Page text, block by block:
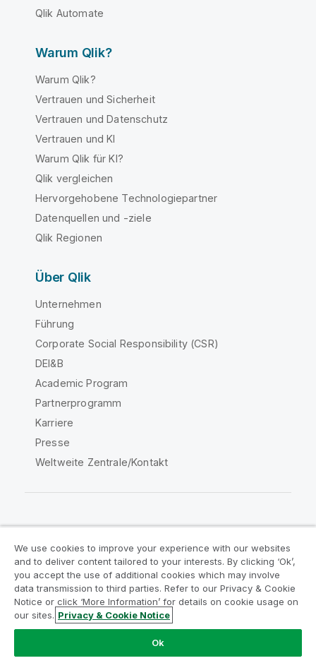
Qlik Automate
Warum Qlik?
Warum Qlik?
Vertrauen und Sicherheit
Vertrauen und Datenschutz
Vertrauen und KI
Warum Qlik für KI?
Qlik vergleichen
Hervorgehobene Technologiepartner
Datenquellen und -ziele
Qlik Regionen
Über Qlik
Unternehmen
Führung
Corporate Social Responsibility (CSR)
DEI&B
Academic Program
Partnerprogramm
Karriere
Presse
Weltweite Zentrale/Kontakt
Rechtliche Vereinbarungen
Produktbedingungen
Legal Policies
Legal Policies
Benutzungsbedingungen
Marken
Do Not Share My Info
Copyright © 1993-2026 QlikTech International AB. Alle
We use cookies to improve your experience with our websites
and to deliver content tailored to your interests. By clicking ‘Ok’,
you accept the use of additional cookies which may involve
data transmission to third parties. Refer to our Privacy & Cookie
Notice or click ‘More Information’ for details on cookie usage on
our sites. Privacy & Cookie Notice
Ok